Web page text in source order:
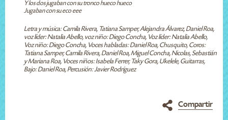
Y los dos jugaban con su tronco hueco hueco
Jugaban con su eco eee
Letra y música: Camila Rivera, Tatiana Samper, Alejandra Álvarez, Daniel Roa,
voz líder: Natalia Abello, voz niño: Diego Concha, Voz líder: Natalia Abello,
Voz niño: Diego Concha, Voces habladas: Daniel Roa, Chusquito, Coros:
Tatiana Samper, Camila Rivera, Daniel Roa, Miguel Concha, Nicolas, Sebastián
y Mariana Roa, Voces niños: Isabela Ferrer, Taky Gora, Ukelele, Guitarras,
Bajo: Daniel Roa, Percusión: Javier Rodríguez
Compartir